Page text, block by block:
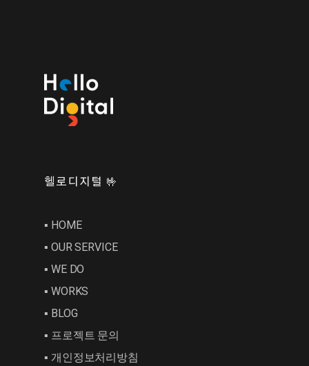
헬로디지털 🤟
▪︎ HOME
▪︎ OUR SERVICE
▪︎ WE DO
▪︎ WORKS
▪︎ BLOG
▪︎ 프로젝트 문의
▪︎ 개인정보처리방침